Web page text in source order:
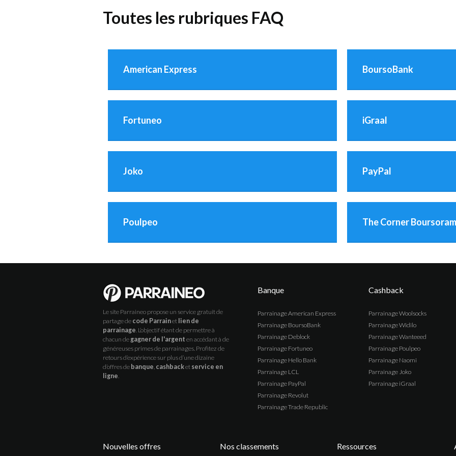
Toutes les rubriques FAQ
American Express BoursoBank
Fortuneo iGraal
Joko PayPal
Poulpeo The Corner
Le site Parraineo propose un service gratuit de
partage de code Parrainet lien de
parrainage . L’objectif étant de permettre à
chacun de gagner de l'argent en accédant à de
généreuses primes de parrainages. Profitez de
retours d’expérience sur plus d’une dizaine
d’offres de banque cashbacket service en
ligne
Banque
ParrainageAmerican Express
Parrainage BoursoBank
Parrainage Deblock
Parrainage Fortuneo
Parrainage Hello Bank
Parrainage LCL
Parrainage PayPal
Parrainage Revolut
ParrainageTrade Republic
Cashback
ParrainageWoolsocks
ParrainageWidilo
ParrainageWanteeed
Parrainage Poulpeo
Parrainage Naomi
Parrainage Joko
Parrainage iGraal
Nouvelles offres Nos classements Ressources